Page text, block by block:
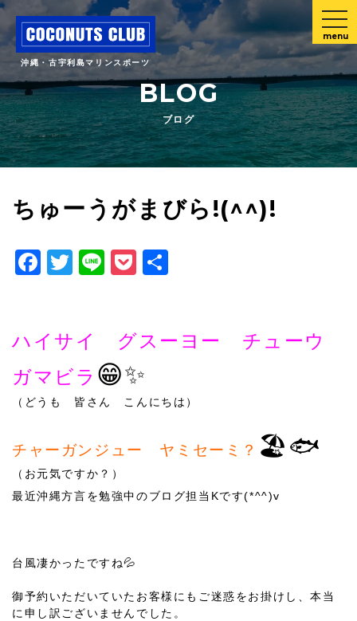
沖縄・古宇利島マリンスポーツ
menu
BLOG
ブログ
ちゅーうがまびら!(^^)!
Facebook
Twitter
LinePocket
ハイサイ グスーヨー チューウ
ガマビラ 😁✨
（どうも 皆さん こんにちは）
チャーガンジュー ヤミセーミ？ 🏖🐟
（お元気ですか？）
最近沖縄方言を勉強中のブログ担当Kです(*^^)v
台風凄かったですね💦
御予約いただいていたお客様にもご迷惑をお掛けし、本当
に申し訳ございませんでした。